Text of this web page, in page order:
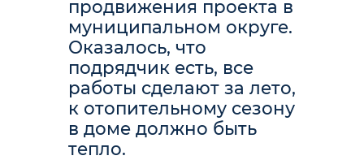
продвижения проекта в
муниципальном округе.
Оказалось, что
подрядчик есть, все
работы сделают за лето,
к отопительному сезону
в доме должно быть
тепло.